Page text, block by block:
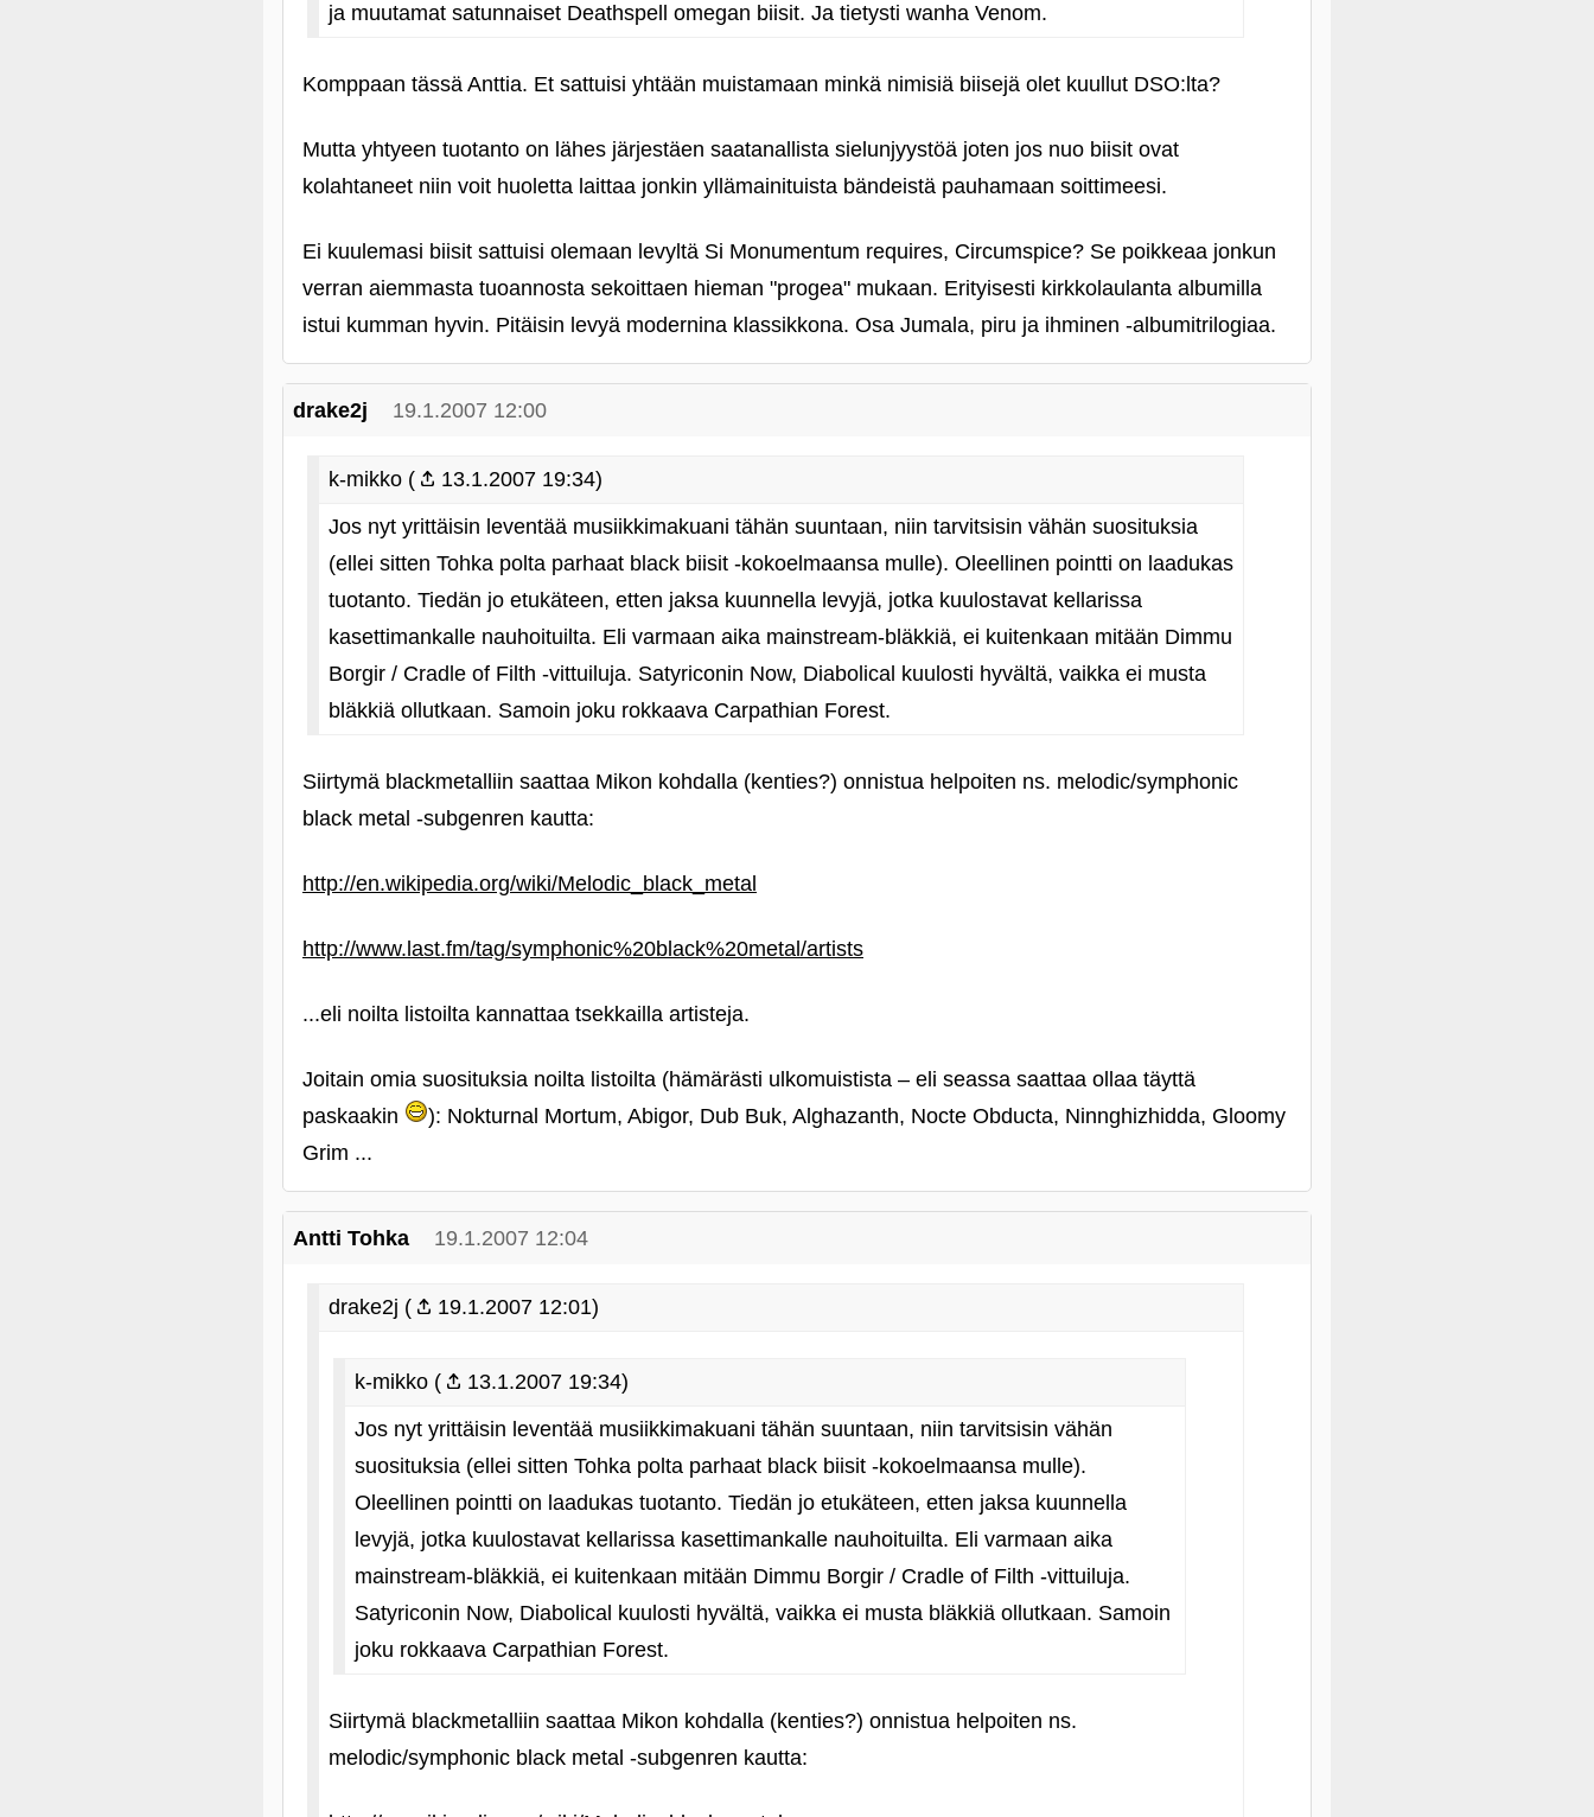
ja muutamat satunnaiset Deathspell omegan biisit. Ja tietysti wanha Venom.
Komppaan tässä Anttia. Et sattuisi yhtään muistamaan minkä nimisiä biisejä olet kuullut DSO:lta?
Mutta yhtyeen tuotanto on lähes järjestäen saatanallista sielunjyystöä joten jos nuo biisit ovat
kolahtaneet niin voit huoletta laittaa jonkin yllämainituista bändeistä pauhamaan soittimeesi.
Ei kuulemasi biisit sattuisi olemaan levyltä Si Monumentum requires, Circumspice? Se poikkeaa jonkun
verran aiemmasta tuoannosta sekoittaen hieman "progea" mukaan. Erityisesti kirkkolaulanta albumilla
istui kumman hyvin. Pitäisin levyä modernina klassikkona. Osa Jumala, piru ja ihminen ‑albumitrilogiaa.
drake2j 19.1.2007 12:00
k-mikko (
13.1.2007 19:34)
Jos nyt yrittäisin leventää musiikkimakuani tähän suuntaan, niin tarvitsisin vähän suosituksia
(ellei sitten Tohka polta parhaat black biisit ‑kokoelmaansa mulle). Oleellinen pointti on laadukas
tuotanto. Tiedän jo etukäteen, etten jaksa kuunnella levyjä, jotka kuulostavat kellarissa
kasettimankalle nauhoituilta. Eli varmaan aika mainstream-bläkkiä, ei kuitenkaan mitään Dimmu
Borgir / Cradle of Filth ‑vittuiluja. Satyriconin Now, Diabolical kuulosti hyvältä, vaikka ei musta
bläkkiä ollutkaan. Samoin joku rokkaava Carpathian Forest.
Siirtymä blackmetalliin saattaa Mikon kohdalla (kenties?) onnistua helpoiten ns. melodic/symphonic
black metal ‑subgenren kautta:
http://en.wikipedia.org/wiki/Melodic_black_metal
http://www.last.fm/tag/symphonic%20black%20metal/artists
...eli noilta listoilta kannattaa tsekkailla artisteja.
Joitain omia suosituksia noilta listoilta (hämärästi ulkomuistista – eli seassa saattaa ollaa täyttä
paskaakin
): Nokturnal Mortum, Abigor, Dub Buk, Alghazanth, Nocte Obducta, Ninnghizhidda, Gloomy
Grim ...
Antti Tohka 19.1.2007 12:04
drake2j ( 19.1.2007 12:01)
k-mikko (
13.1.2007 19:34)
Jos nyt yrittäisin leventää musiikkimakuani tähän suuntaan, niin tarvitsisin vähän
suosituksia (ellei sitten Tohka polta parhaat black biisit ‑kokoelmaansa mulle).
Oleellinen pointti on laadukas tuotanto. Tiedän jo etukäteen, etten jaksa kuunnella
levyjä, jotka kuulostavat kellarissa kasettimankalle nauhoituilta. Eli varmaan aika
mainstream-bläkkiä, ei kuitenkaan mitään Dimmu Borgir / Cradle of Filth ‑vittuiluja.
Satyriconin Now, Diabolical kuulosti hyvältä, vaikka ei musta bläkkiä ollutkaan. Samoin
joku rokkaava Carpathian Forest.
Siirtymä blackmetalliin saattaa Mikon kohdalla (kenties?) onnistua helpoiten ns.
melodic/symphonic black metal ‑subgenren kautta: